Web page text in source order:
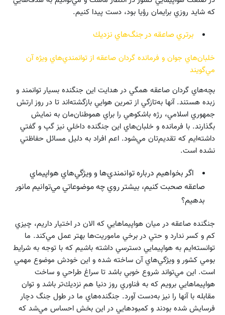
كه شايد روزي برايمان‌ رؤيا بود، دست پيدا كنيم.
برتري صاعقه در جنگ‌هاي نزديك
خلبان‌هاي جوان و فرمانده گردان صاعقه از توانمندي‌هاي ويژه آن
مي‌گويند
بچه‌هاي گردان صاعقه همگي در هدايت اين جنگنده بسيار توانمند و
زبده هستند. آنها به‌تازگي از تمرين هوايي بازگشته‌اند تا در روز ارتش
جمهوري اسلامي، رژه باشكوهي را براي هموطنان‌مان به نمايش
بگذارند. با فرمانده و خلبان‌هاي اين جنگنده داخلي نيز گپ و گفتي
داشته‌ايم كه تقديم‌تان مي‌شود. اعم افراد به دليل مسائل حفاظتي
نشده است.
اگر بخواهيم درباره توانمندي‌ها و ويژگي‌هاي هواپيماي
صاعقه صحبت كنيم، بيشتر روي چه موضوعاتي مي‌توانيم مانور
بدهيم؟
جنگنده صاعقه در ميان هواپيماهايي كه الان در اختيار داريم، چيزي
كم و كسر ندارد و حتي در برخي ماموريت‌ها بهتر عمل مي‌كند. ما
توانسته‌ايم به هواپيمايي دسترسي داشته باشيم كه با توجه به شرايط
بومي كشور و ويژگي‌هاي آن ساخته شده و اين خودش موضوع مهمي
است. اين مي‌تواند شروع خوبي باشد تا سراغ طراحي و ساخت
هواپيماهايي برويم كه به فناوري روز دنيا هم نزديك‌تر باشد و توان
مقابله با آنها را نيز به‌دست آورد. جنگنده‌هاي ما در طول جنگ دچار
فرسايش شده بودند و كمبودهايي در اين بخش احساس مي‌شد كه